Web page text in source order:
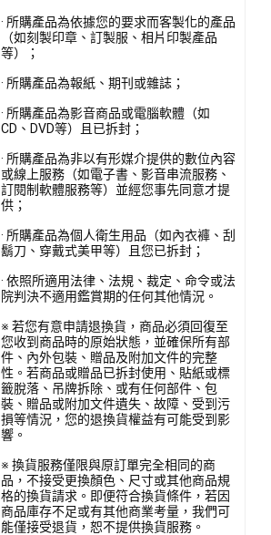
· 所購產品為依據您的要求而客製化的產品
（如刻製印章、訂製服、相片印製產品
等）；
· 所購產品為報紙、期刊或雜誌；
· 所購產品為影音商品或電腦軟體（如
CD、DVD等）且已拆封；
· 所購產品為非以有形媒介提供的數位內容
或線上服務（如電子書、影音串流服務、
訂閱制軟體服務等）並經您事先同意才提
供；
· 所購產品為個人衛生用品（如內衣褲、刮
鬍刀、穿戴式美甲等）且您已拆封；
· 依照所適用法律、法規、裁定、命令或法
院判決不適用鑑賞期的任何其他情況。
※ 若您有意申請退換貨，商品必須回復至
您收到商品時的原始狀態，並確保所有部
件、內外包裝、贈品及附加文件的完整
性。若商品或贈品已拆封使用、貼紙或標
籤脫落、吊牌拆除、或有任何部件、包
裝、贈品或附加文件遺失、故障、受到污
損等情況，您的退換貨權益有可能受到影
響。
※ 換貨服務僅限與原訂單完全相同的商
品，不接受更換顏色、尺寸或其他商品規
格的換貨請求。即便符合換貨條件，若因
商品庫存不足或有其他商業考量，我們可
能僅接受退貨，恕不提供換貨服務。